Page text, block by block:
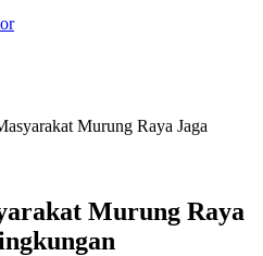
Murung Raya Jaga
Murung Raya